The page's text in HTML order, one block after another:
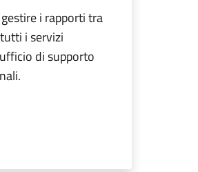
i rapporti tra
i servizi
di supporto